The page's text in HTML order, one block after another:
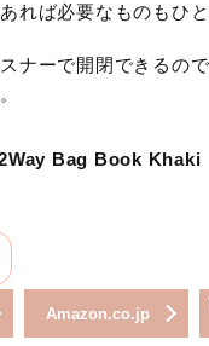
れば必要なものもひ
ナーで開閉できるの
Bag Book Khaki
Amazon.co.jp